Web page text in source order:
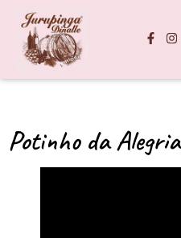
Potinho da Alegria